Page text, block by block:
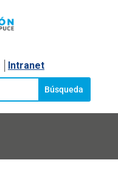
Intranet